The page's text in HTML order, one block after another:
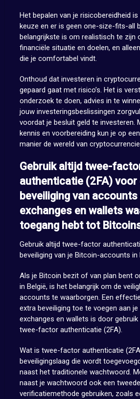
Het bepalen van je risicobereidheid
keuze en er is geen one-size-fits-all
belangrijkste is om realistisch te zijn
financiële situatie en doelen, en
die je comfortabel vindt.
Onthoud dat investeren in
gepaard gaat met risico’s. Het is
onderzoek te doen, advies in te
jouw investeringsbeslissingen
voordat je besluit geld te investeren.
kennis en voorbereiding kun je op
manier de wereld van
Gebruik altijd twee-
authenticatie (2FA) voor
beveiliging van accounts
exchanges en wallets
toegang hebt tot
Gebruik altijd twee-factor
beveiliging van je Bitcoin-accounts in
Als je Bitcoin bezit of van plan bent
in België, is het belangrijk om de
accounts te waarborgen. Een
extra beveiliging toe te voegen aan
exchanges en wallets is door gebruik
twee-factor authenticatie (2FA).
Wat is twee-factor authenticatie
beveiligingslaag die wordt
naast het traditionele wachtwoord.
naast je wachtwoord ook een tweede
verificatiemethode gebruiken, zoals